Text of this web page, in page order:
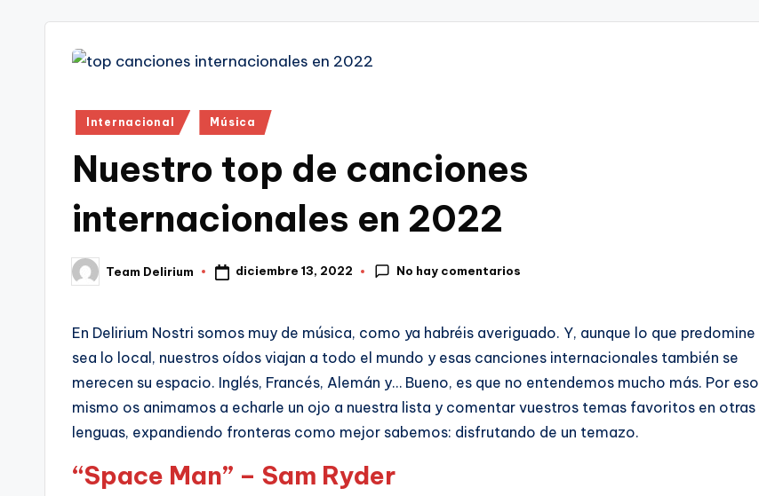
Publicado
Internacional Música
Nuestro top de canciones
internacionales en 2022
Publicado
por
Team Delirium diciembre 13, 2022 No hay comentarios
En Delirium Nostri somos muy de música, como ya habréis averiguado. Y, aunque lo que predomine
sea lo local, nuestros oídos viajan a todo el mundo y esas canciones internacionales también se
merecen su espacio. Inglés, Francés, Alemán y… Bueno, es que no entendemos mucho más. Por eso
mismo os animamos a echarle un ojo a nuestra lista y comentar vuestros temas favoritos en otras
lenguas, expandiendo fronteras como mejor sabemos: disfrutando de un temazo.
“Space Man” – Sam Ryder